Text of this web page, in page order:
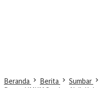
Beranda Berita Sumbar